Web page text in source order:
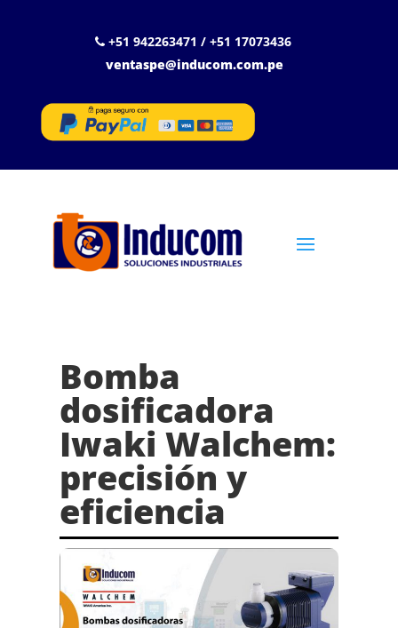
+51 942263471 / +51 17073436
ventaspe@inducom.com.pe
Bomba
dosificadora
Iwaki Walchem:
precisión y
eficiencia